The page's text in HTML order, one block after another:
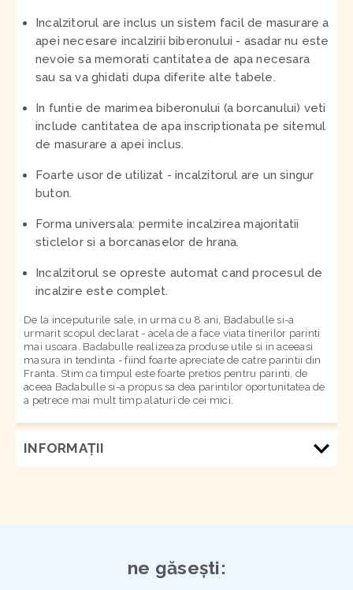
Incalzitorul are inclus un sistem facil de masurare a
apei necesare incalzirii biberonului - asadar nu este
nevoie sa memorati cantitatea de apa necesara
sau sa va ghidati dupa diferite alte tabele.
In funtie de marimea biberonului (a borcanului) veti
include cantitatea de apa inscriptionata pe sitemul
de masurare a apei inclus.
Foarte usor de utilizat - incalzitorul are un singur
buton.
Forma universala: permite incalzirea majoritatii
sticlelor si a borcanaselor de hrana.
Incalzitorul se opreste automat cand procesul de
incalzire este complet.
De la inceputurile sale, in urma cu 8 ani, Badabulle si-a
urmarit scopul declarat - acela de a face viata tinerilor parinti
mai usoara. Badabulle realizeaza produse utile si in aceeasi
masura in tendinta - fiind foarte apreciate de catre parintii din
Franta. Stim ca timpul este foarte pretios pentru parinti, de
aceea Badabulle si-a propus sa dea parintilor oportunitatea de
a petrece mai mult timp alaturi de cei mici.
INFORMAŢII
ne găsești: